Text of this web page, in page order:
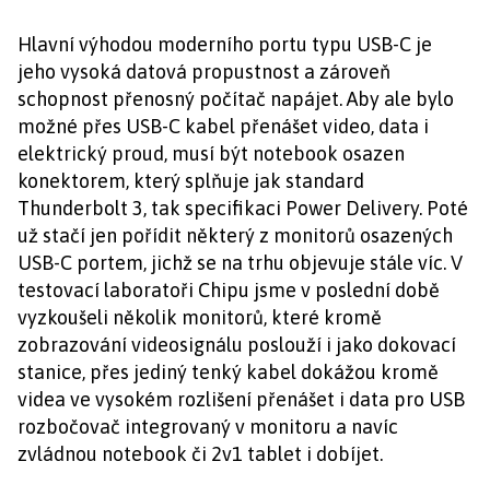
Hlavní výhodou moderního portu typu USB-C je
jeho vysoká datová propustnost a zároveň
schopnost přenosný počítač napájet. Aby ale bylo
možné přes USB-C kabel přenášet video, data i
elektrický proud, musí být notebook osazen
konektorem, který splňuje jak standard
Thunderbolt 3, tak specifikaci Power Delivery. Poté
už stačí jen pořídit některý z monitorů osazených
USB-C portem, jichž se na trhu objevuje stále víc. V
testovací laboratoři Chipu jsme v poslední době
vyzkoušeli několik monitorů, které kromě
zobrazování videosignálu poslouží i jako dokovací
stanice, přes jediný tenký kabel dokážou kromě
videa ve vysokém rozlišení přenášet i data pro USB
rozbočovač integrovaný v monitoru a navíc
zvládnou notebook či 2v1 tablet i dobíjet.